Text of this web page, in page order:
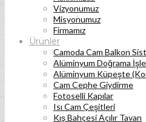
Vizyonumuz
Misyonumuz
Firmamız
Ürünler
Camoda Cam Balkon
Alüminyum Doğrama
Alüminyum Küpeşte
Cam Cephe Giydirme
Fotoselli Kapılar
Isı Cam Çeşitleri
Kış Bahçesi Açılır Tavan